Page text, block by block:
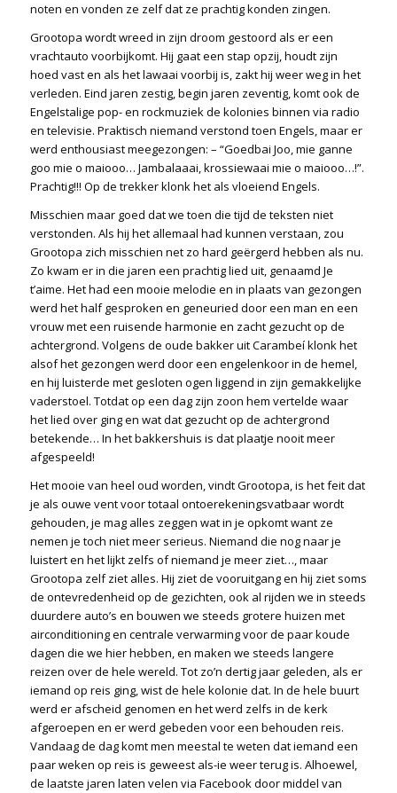
noten en vonden ze zelf dat ze prachtig konden zingen.
Grootopa wordt wreed in zijn droom gestoord als er een
vrachtauto voorbijkomt. Hij gaat een stap opzij, houdt zijn
hoed vast en als het lawaai voorbij is, zakt hij weer weg in het
verleden. Eind jaren zestig, begin jaren zeventig, komt ook de
Engelstalige pop- en rockmuziek de kolonies binnen via radio
en televisie. Praktisch niemand verstond toen Engels, maar er
werd enthousiast meegezongen: – “Goedbai Joo, mie ganne
goo mie o maiooo… Jambalaaai, krossiewaai mie o maiooo…!”.
Prachtig!!! Op de trekker klonk het als vloeiend Engels.
Misschien maar goed dat we toen die tijd de teksten niet
verstonden. Als hij het allemaal had kunnen verstaan, zou
Grootopa zich misschien net zo hard geërgerd hebben als nu.
Zo kwam er in die jaren een prachtig lied uit, genaamd Je
t’aime. Het had een mooie melodie en in plaats van gezongen
werd het half gesproken en geneuried door een man en een
vrouw met een ruisende harmonie en zacht gezucht op de
achtergrond. Volgens de oude bakker uit Carambeí klonk het
alsof het gezongen werd door een engelenkoor in de hemel,
en hij luisterde met gesloten ogen liggend in zijn gemakkelijke
vaderstoel. Totdat op een dag zijn zoon hem vertelde waar
het lied over ging en wat dat gezucht op de achtergrond
betekende… In het bakkershuis is dat plaatje nooit meer
afgespeeld!
Het mooie van heel oud worden, vindt Grootopa, is het feit dat
je als ouwe vent voor totaal ontoerekeningsvatbaar wordt
gehouden, je mag alles zeggen wat in je opkomt want ze
nemen je toch niet meer serieus. Niemand die nog naar je
luistert en het lijkt zelfs of niemand je meer ziet…, maar
Grootopa zelf ziet alles. Hij ziet de vooruitgang en hij ziet soms
de ontevredenheid op de gezichten, ook al rijden we in steeds
duurdere auto’s en bouwen we steeds grotere huizen met
airconditioning en centrale verwarming voor de paar koude
dagen die we hier hebben, en maken we steeds langere
reizen over de hele wereld. Tot zo’n dertig jaar geleden, als er
iemand op reis ging, wist de hele kolonie dat. In de hele buurt
werd er afscheid genomen en het werd zelfs in de kerk
afgeroepen en er werd gebeden voor een behouden reis.
Vandaag de dag komt men meestal te weten dat iemand een
paar weken op reis is geweest als-ie weer terug is. Alhoewel,
de laatste jaren laten velen via Facebook door middel van